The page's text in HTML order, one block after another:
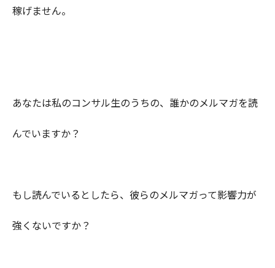
稼げません。
あなたは私のコンサル生のうちの、誰かのメルマガを読
んでいますか？
もし読んでいるとしたら、彼らのメルマガって影響力が
強くないですか？